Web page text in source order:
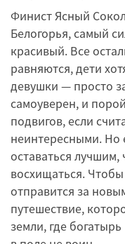
Финист Ясный
Белогорья, самый
красивый. Все
равняются, дети
девушки — просто
самоуверен, и
подвигов, если
неинтересными. Но
оставаться
восхищаться.
отправится за
путешествие,
земли, где